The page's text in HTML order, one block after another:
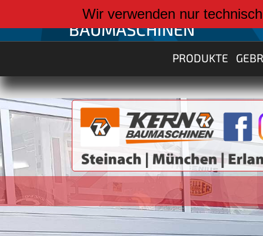
weiter zu:
BAUMASCHINEN
PRODUKTE
Wir verwenden nur